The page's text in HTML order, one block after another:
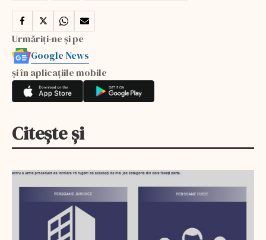
Urmăriți-ne și pe
Google News
și în aplicațiile mobile
Citește și